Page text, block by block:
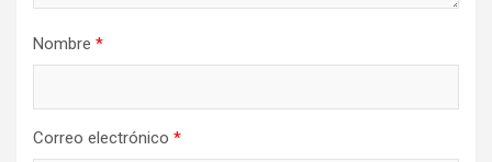
Nombre *
Correo electrónico *